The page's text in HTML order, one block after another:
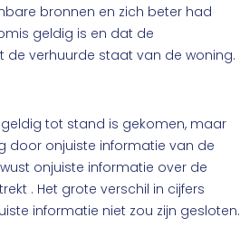
bronnen en zich beter had
geldig is en dat de
verhuurde staat van de woning.
tot stand is gekomen, maar
door onjuiste informatie van de
onjuiste informatie over de
. Het grote verschil in cijfers
informatie niet zou zijn gesloten.